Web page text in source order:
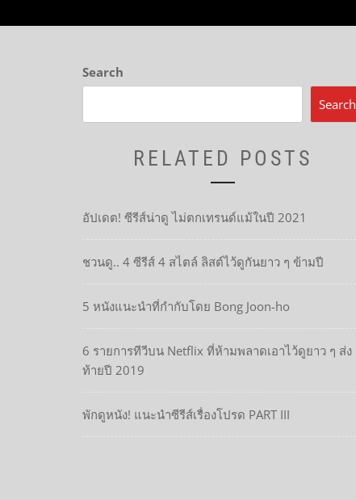
Search
Search
RELATED POSTS
อัปเดต! ซีรีส์น่าดู ไม่ตกเทรนด์แม้ในปี 2021
ชวนดู.. 4 ซีรีส์ 4 สไตล์ ลิสต์ไว้ดูกันยาว ๆ ข้ามปี
5 หนังแนะนำที่กำกับโดย Bong Joon-ho
6 รายการทีวีบน Netflix ที่ห้ามพลาดเอาไว้ดูยาว ๆ ส่ง
ท้ายปี 2019
พักดูหนัง! แนะนำซีรีส์เรื่องโปรด PART III